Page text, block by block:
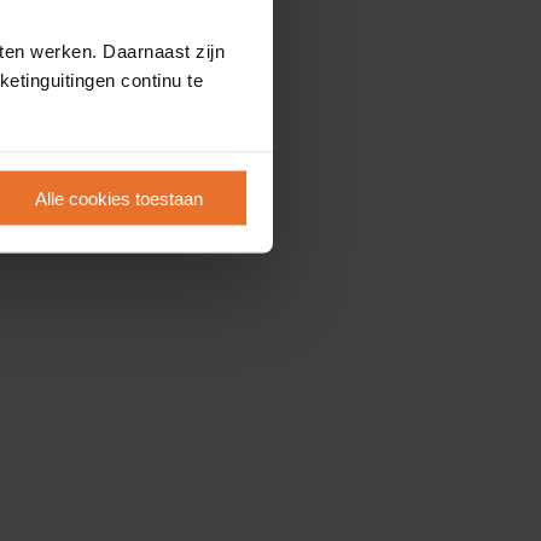
werken. Daarnaast zijn
continu te
Alle cookies toestaan